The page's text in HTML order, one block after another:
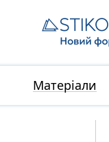
Матеріали